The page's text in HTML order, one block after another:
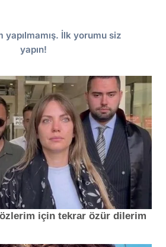
yapılmamış. İlk yorumu siz
yapın!